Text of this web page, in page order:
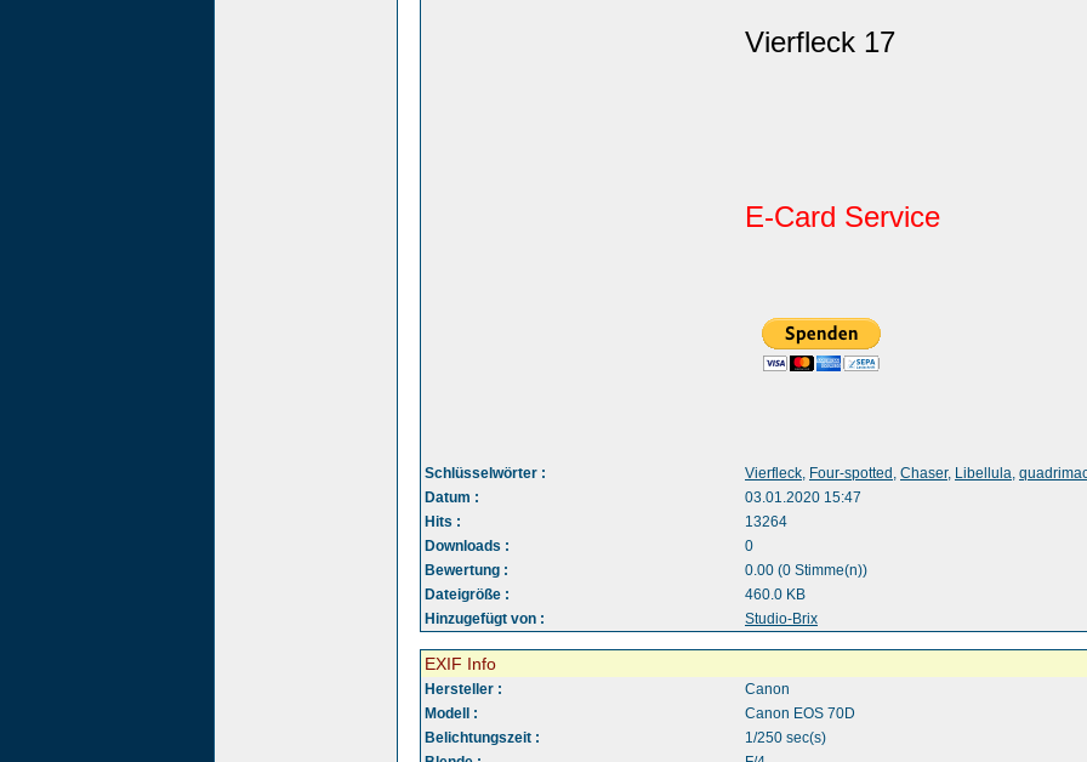
Vierfleck 17
E-Card Service
Schlüsselwörter : Vierfleck, Four-spotted , Chaser, Libellula,
Datum :
03.01.2020 15:47
Hits :
13264
Downloads :
0
Bewertung :
0.00 (0 Stimme(n))
Dateigröße :
460.0 KB
Hinzugefügt von :
Studio-Brix
EXIF Info
Hersteller :
Canon
Modell :
Canon EOS 70D
Belichtungszeit :
1/250 sec(s)